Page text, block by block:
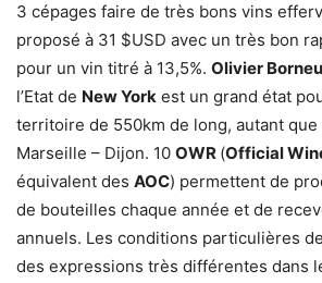
3 cépages faire de très bons vins
proposé à 31 $USD avec un très bon
pour un vin titré à 13,5%. Olivier
l’Etat de New York est un grand état
territoire de 550km de long, autant que
Marseille – Dijon. 10 OWR (Official
équivalent des AOC) permettent de
de bouteilles chaque année et de
annuels. Les conditions particulières
des expressions très différentes dans